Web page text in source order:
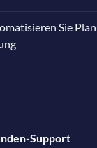
Sie
Support